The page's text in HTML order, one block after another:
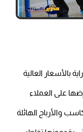
بالأسعار العالية
على العملاء
والأرباح الهائلة